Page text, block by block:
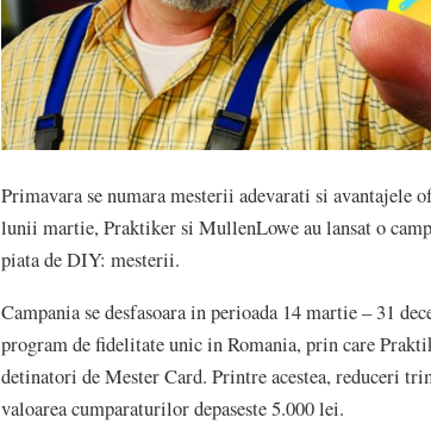
Primavara se numara mesterii adevarati si avantajele
lunii martie, Praktiker si MullenLowe au lansat o
piata de DIY: mesterii.
Campania se desfasoara in perioada 14 martie – 31
program de fidelitate unic in Romania, prin care
detinatori de Mester Card. Printre acestea, reduceri
valoarea cumparaturilor depaseste 5.000 lei.